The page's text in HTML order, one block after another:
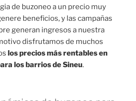
de buzoneo a un precio muy
beneficios, y las campañas
generan ingresos a nuestra
disfrutamos de muchos
los precios más rentables en
los barrios de Sineu.